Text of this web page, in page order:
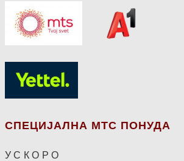
СПЕЦИЈАЛНА МТС ПОНУДА
У С К О Р О